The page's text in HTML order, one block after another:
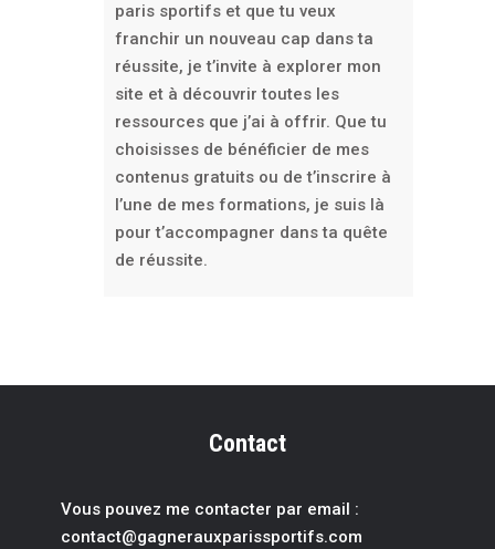
paris sportifs et que tu veux
franchir un nouveau cap dans ta
réussite, je t’invite à explorer mon
site et à découvrir toutes les
ressources que j’ai à offrir. Que tu
choisisses de bénéficier de mes
contenus gratuits ou de t’inscrire à
l’une de mes formations, je suis là
pour t’accompagner dans ta quête
de réussite.
Contact
Vous pouvez me contacter par email :
contact@gagnerauxparissportifs.com